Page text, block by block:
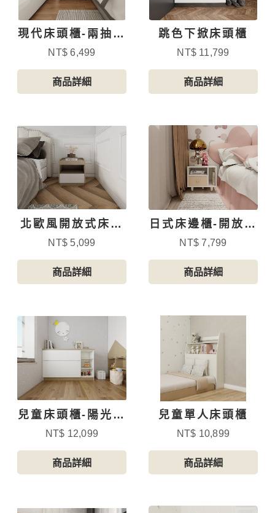
現代床頭櫃-兩抽跳
色
NT$ 6,499
商品詳細
跳色下掀床頭櫃
NT$ 11,799
商品詳細
北歐風開放式床頭
櫃
NT$ 5,099
商品詳細
日式床邊櫃-開放一
抽
NT$ 7,799
商品詳細
兒童床頭櫃-陽光跳
色風-1
NT$ 12,099
商品詳細
兒童單人床頭櫃
NT$ 10,899
商品詳細